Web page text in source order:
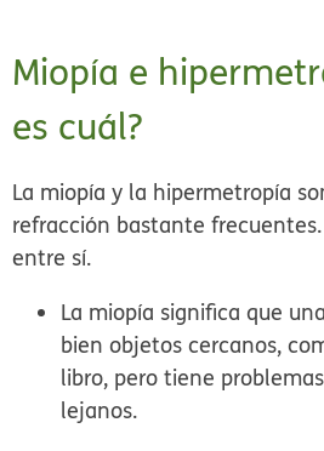
Miopía e
es cuál?
La miopía y la hipermetropía
refracción bastante
entre sí.
La miopía significa que
bien objetos cercanos,
libro, pero tiene
lejanos.